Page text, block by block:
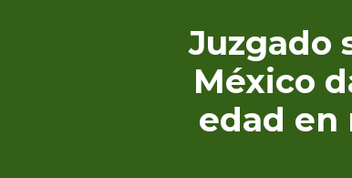
Juzgado
México
edad en